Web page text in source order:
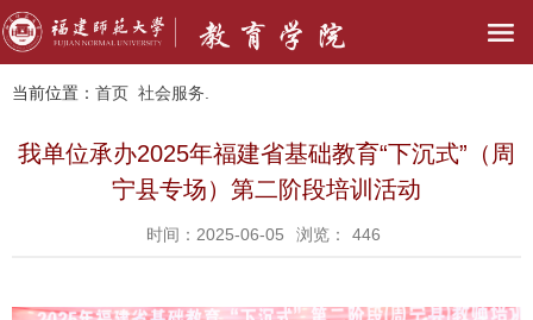
当前位置： 首页 社会服务.
我单位承办2025年福建省基础教育“下沉式”（周
宁县专场）第二阶段培训活动
时间：2025-06-05 浏览： 446